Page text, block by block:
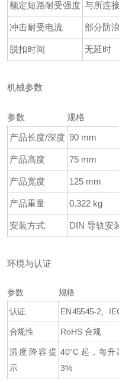
额定短路耐受强度 与所连
冲击耐受电流 部分防
脱扣时间 无延时
机械参数
参数
规格
产品长度/深度 90 mm
产品高度 75 mm
产品宽度 125 mm
产品重量 0.322 kg
安装方式 DIN 导轨安
环境与认证
参数 规格
认证 EN45545-2、
合规性 RoHS 合规
温度降容提
示
40°C 起，每
3%